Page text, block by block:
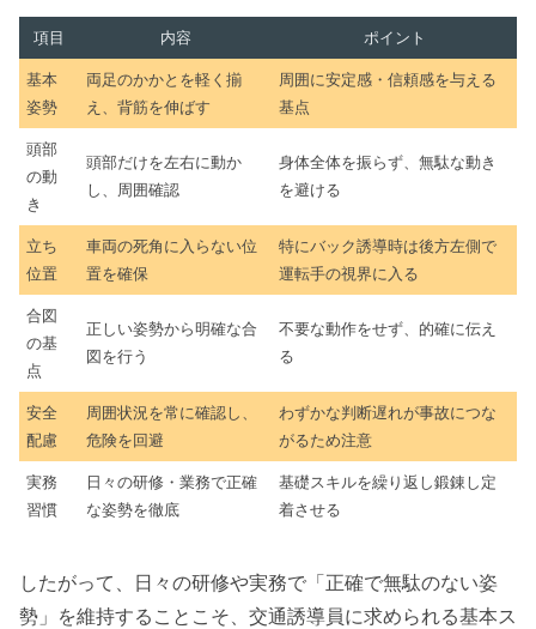
項目 内容 ポイント
基本
姿勢
両足のかかとを軽く揃
え、背筋を伸ばす
周囲に安定感・信頼感を与える
基点
頭部
の動
き
頭部だけを左右に動か
し、周囲確認
身体全体を振らず、無駄な動き
を避ける
立ち
位置
車両の死角に入らない位
置を確保
特にバック誘導時は後方左側で
運転手の視界に入る
合図
の基
点
正しい姿勢から明確な合
図を行う
不要な動作をせず、的確に伝え
る
安全
配慮
周囲状況を常に確認し、
危険を回避
わずかな判断遅れが事故につな
がるため注意
実務
習慣
日々の研修・業務で正確
な姿勢を徹底
基礎スキルを繰り返し鍛錬し定
着させる
したがって、日々の研修や実務で「正確で無駄のない姿
勢」を維持することこそ、交通誘導員に求められる基本ス